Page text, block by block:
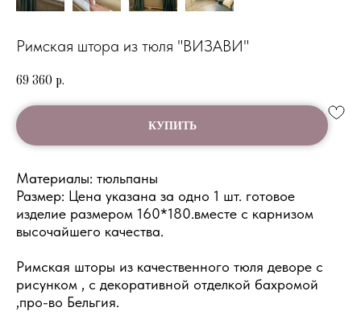
Римская штора из тюля "ВИЗАВИ"
69 360 р.
КУПИТЬ
Материалы: тюльпаны
Размер: Цена указана за одно 1 шт. готовое
изделие размером 160*180.вместе с карнизом
высочайшего качества.
Римская шторы из качественного тюля деворе с
рисунком , с декоративной отделкой бахромой
,про-во Бельгия.